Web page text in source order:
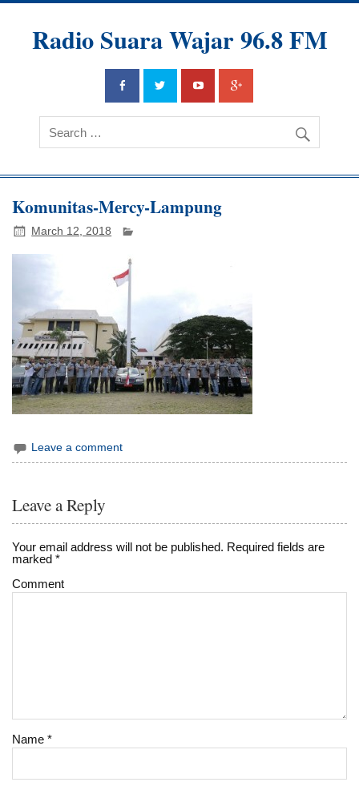
Radio Suara Wajar 96.8 FM
Komunitas-Mercy-Lampung
March 12, 2018
Leave a comment
Leave a Reply
Your email address will not be published. Required fields are
marked*
Comment
Name*